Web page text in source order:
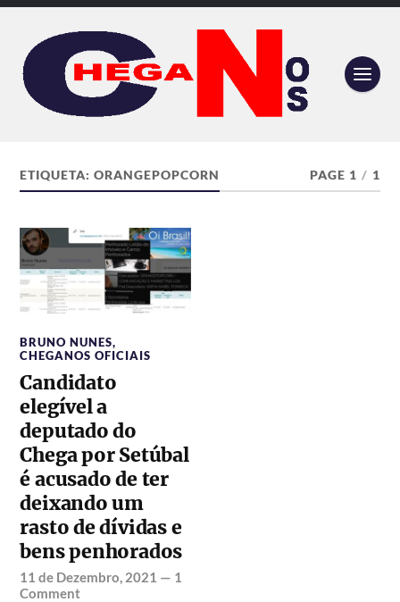
ETIQUETA:ORANGEPOPCORN PAGE 1 / 1
BRUNO NUNES,
CHEGANOS OFICIAIS
Candidato
elegível a
deputado do
Chega por Setúbal
é acusado de ter
deixando um
rasto de dívidas e
bens penhorados
11 de Dezembro, 2021 — 1
Comment